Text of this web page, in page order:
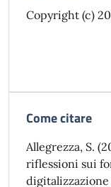
Copyright (c)
Come citare
Allegrezza, S.
riflessioni sui